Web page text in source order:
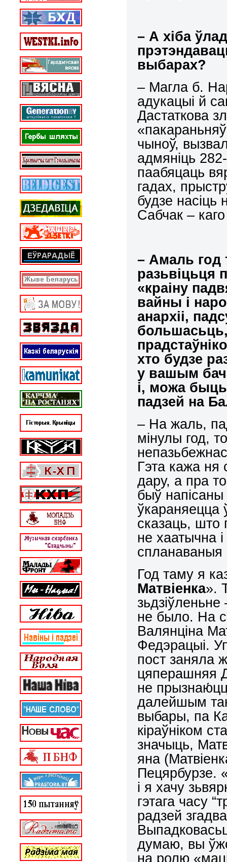
– А хіба
выбарах?
– Магла б.
адукацыі й
Дастаткова
чыноў,
адмяніць
паабяцаць
гадах,
будзе насіць
Сабчак –
– Амаль год
разьвіцьця
«краіну
вайны і
анархіі,
хто будзе
у вашым
і, можа
падзей на
– На жаль,
мінулы год,
Гэта кажа ня
дару, а пра
быў напісаны
ўкараняецца
сказаць, што
не хаатычна
спланаваныя
Год таму я
Матвіенка».
не было. На
Валянціна
Федэрацыі.
пост заняла
цяперашняя
не
далейшым
выбары, па
кіраўніком
значыць,
яна
Пецярбурзе.
і я хачу
гэтага часу
радзей
думаю, вы
на ролю